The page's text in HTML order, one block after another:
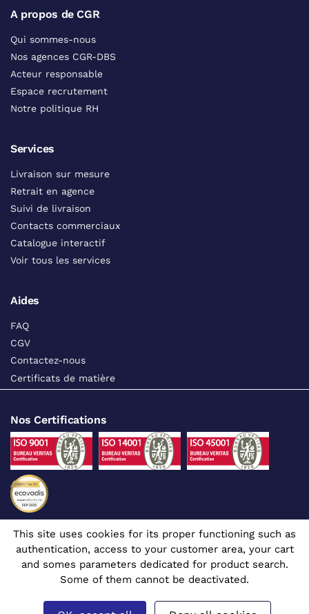
A propos de CGR
Qui sommes-nous
Nos agences CGR-DBS
Acteur responsable
Espace recrutement
Notre politique RH
Services
Livraison sur mesure
Retrait en agence
Suivi de livraison
Contacts commerciaux
Catalogue interactif
Voir tous les services
Aides
FAQ
CGV
Contactez-nous
Certificats de matière
Nos Certifications
Suivez-nous sur les réseaux sociaux
This site uses cookies for its proper functioning such as
authentication, access to your customer area, your cart
and somes parameters dedicated for product search.
Some of them cannot be deactivated.